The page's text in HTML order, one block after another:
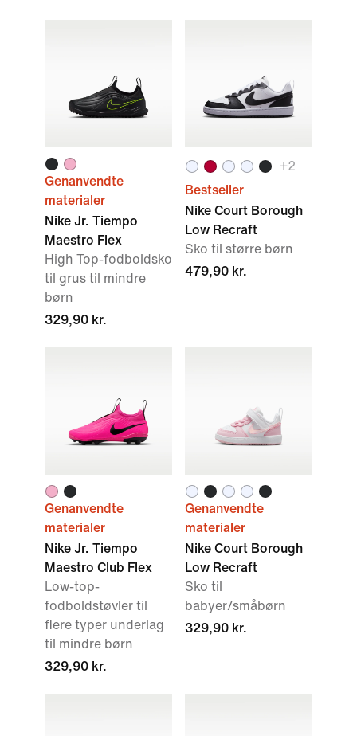
Genanvendte
materialer
Nike Jr. Tiempo
Maestro Flex
High Top-fodboldsko
til grus til mindre
børn
329,90 kr.
+2
Bestseller
Nike Court Borough
Low Recraft
Sko til større børn
479,90 kr.
Genanvendte
materialer
Nike Jr. Tiempo
Maestro Club Flex
Low-top-
fodboldstøvler til
flere typer underlag
til mindre børn
329,90 kr.
Genanvendte
materialer
Nike Court Borough
Low Recraft
Sko til
babyer/småbørn
329,90 kr.